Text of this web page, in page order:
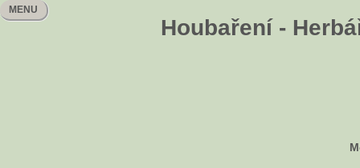
Houbaření -
MENU